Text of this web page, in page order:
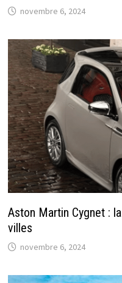
novembre 6, 2024
Aston Martin Cygnet :
villes
novembre 6, 2024